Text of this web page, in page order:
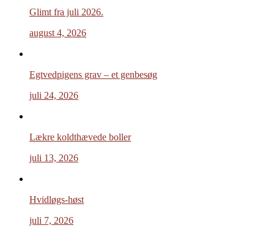
Glimt fra juli 2026.
august 4, 2026
Egtvedpigens grav – et genbesøg
juli 24, 2026
Lækre koldthævede boller
juli 13, 2026
Hvidløgs-høst
juli 7, 2026